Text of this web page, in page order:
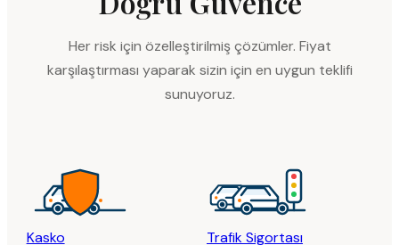
Her risk için özelleştirilmiş çözümler. Fiyat
karşılaştırması yaparak sizin için en uygun teklifi
sunuyoruz.
Kasko
Trafik Sigortası